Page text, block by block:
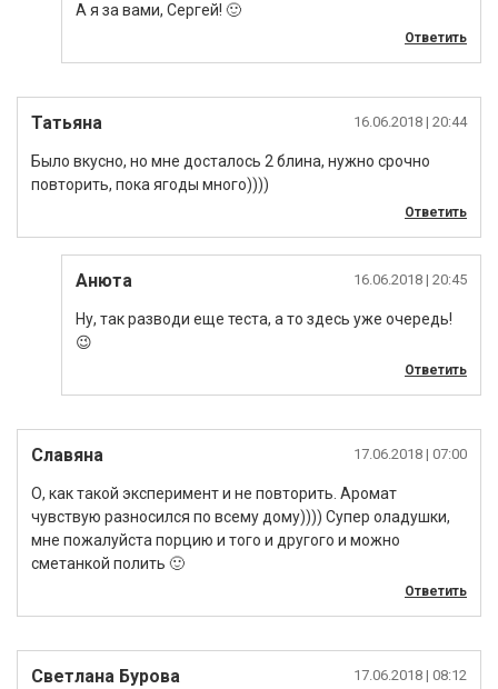
А я за вами, Сергей! 🙂
Ответить
Татьяна 16.06.2018 | 20:44
Было вкусно, но мне досталось 2 блина, нужно срочно
повторить, пока ягоды много))))
Ответить
Анюта 16.06.2018 | 20:45
Ну, так разводи еще теста, а то здесь уже очередь!
😉
Ответить
Славяна 17.06.2018 | 07:00
О, как такой эксперимент и не повторить. Аромат
чувствую разносился по всему дому)))) Супер оладушки,
мне пожалуйста порцию и того и другого и можно
сметанкой полить 🙂
Ответить
Светлана Бурова 17.06.2018 | 08:12